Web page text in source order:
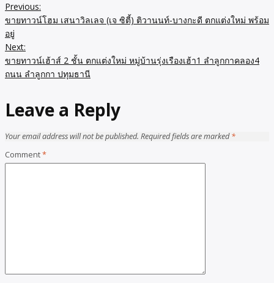
Post
navigation
Previous:
ขายทาวน์โฮม เสนาวิลเลจ (เจ ซิตี้) ติวานนท์-บางกะดี ตกแต่งใหม่ พร้อม
อยู่
Next:
ขายทาวน์เฮ้าส์ 2 ชั้น ตกแต่งใหม่ หมู่บ้านรุ่งเรืองเฮ้า1 ลำลูกกาคลอง4
ถนน ลำลูกกา ปทุมธานี
Leave a Reply
Your email address will not be published. Required fields are marked*
Comment*